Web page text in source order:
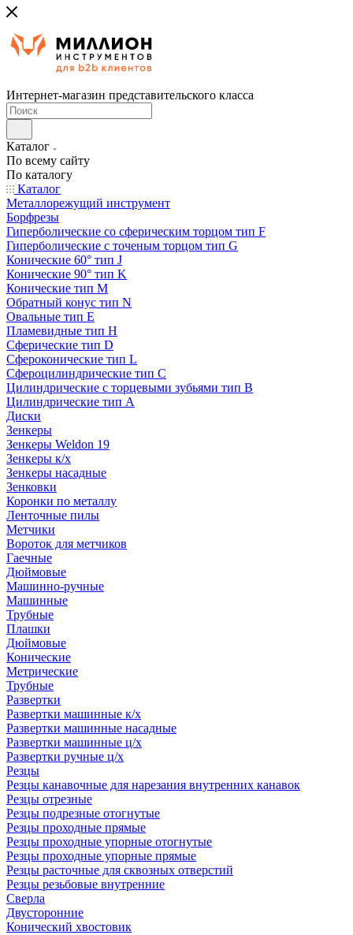
Интернет-магазин представительского класса
Каталог
По всему сайту
По каталогу
Каталог
Металлорежущий инструмент
Борфрезы
Гиперболические cо сферическим торцом тип F
Гиперболические с точеным торцом тип G
Конические 60° тип J
Конические 90° тип K
Конические тип M
Обратный конус тип N
Овальные тип E
Пламевидные тип H
Сферические тип D
Сфероконические тип L
Сфероцилиндрические тип C
Цилиндрические с торцевыми зубьями тип B
Цилиндрические тип А
Диски
Зенкеры
Зенкеры Weldon 19
Зенкеры к/х
Зенкеры насадные
Зенковки
Коронки по металлу
Ленточные пилы
Метчики
Вороток для метчиков
Гаечные
Дюймовые
Машинно-ручные
Машинные
Трубные
Плашки
Дюймовые
Конические
Метрические
Трубные
Развертки
Развертки машинные к/х
Развертки машинные насадные
Развертки машинные ц/х
Развертки ручные ц/х
Резцы
Резцы канавочные для нарезания внутренних канавок
Резцы отрезные
Резцы подрезные отогнутые
Резцы проходные прямые
Резцы проходные упорные отогнутые
Резцы проходные упорные прямые
Резцы расточные для сквозных отверстий
Резцы резьбовые внутренние
Сверла
Двусторонние
Конический хвостовик